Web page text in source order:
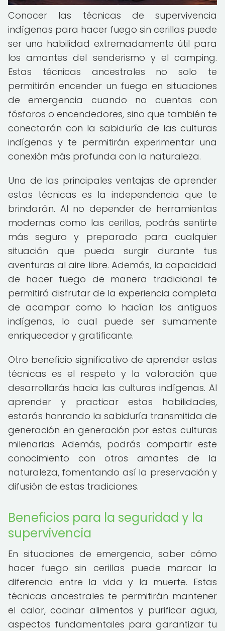
Conocer las técnicas de supervivencia
indígenas para hacer fuego sin cerillas puede
ser una habilidad extremadamente útil para
los amantes del senderismo y el camping.
Estas técnicas ancestrales no solo te
permitirán encender un fuego en situaciones
de emergencia cuando no cuentas con
fósforos o encendedores, sino que también te
conectarán con la sabiduría de las culturas
indígenas y te permitirán experimentar una
conexión más profunda con la naturaleza.
Una de las principales ventajas de aprender
estas técnicas es la independencia que te
brindarán. Al no depender de herramientas
modernas como las cerillas, podrás sentirte
más seguro y preparado para cualquier
situación que pueda surgir durante tus
aventuras al aire libre. Además, la capacidad
de hacer fuego de manera tradicional te
permitirá disfrutar de la experiencia completa
de acampar como lo hacían los antiguos
indígenas, lo cual puede ser sumamente
enriquecedor y gratificante.
Otro beneficio significativo de aprender estas
técnicas es el respeto y la valoración que
desarrollarás hacia las culturas indígenas. Al
aprender y practicar estas habilidades,
estarás honrando la sabiduría transmitida de
generación en generación por estas culturas
milenarias. Además, podrás compartir este
conocimiento con otros amantes de la
naturaleza, fomentando así la preservación y
difusión de estas tradiciones.
Beneficios para la seguridad y la
supervivencia
En situaciones de emergencia, saber cómo
hacer fuego sin cerillas puede marcar la
diferencia entre la vida y la muerte. Estas
técnicas ancestrales te permitirán mantener
el calor, cocinar alimentos y purificar agua,
aspectos fundamentales para garantizar tu